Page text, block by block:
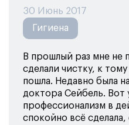
30 Июнь 2017
Гигиена
В прошлый раз мне не
сделали чистку, к
пошла. Недавно была
доктора Сейбель. Вот
профессионализм в
спокойно всё сделала,